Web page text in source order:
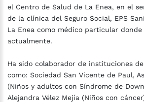
el Centro de Salud de La Enea, en el
de la clínica del Seguro Social, EPS
La Enea como médico particular
actualmente.
Ha sido colaborador de instituciones
como: Sociedad San Vicente de Paul,
(Niños y adultos con Síndrome de
Alejandra Vélez Mejía (Niños con